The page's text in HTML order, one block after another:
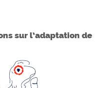
sur l’adaptation de